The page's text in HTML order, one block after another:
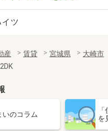
ツ
産 賃貸 宮城県 大崎市
いのコラム
を